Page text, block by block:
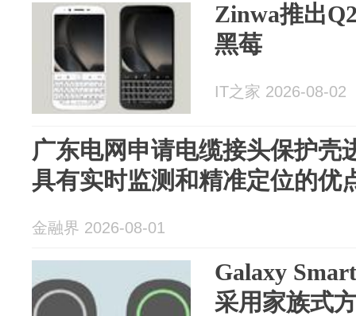
Zinwa推出
黑莓
IT之家 2026-08-02
广东电网申请电缆接头保护壳
具有实时监测和精准定位的优
金融界 2026-08-01
Galaxy
采用家族式